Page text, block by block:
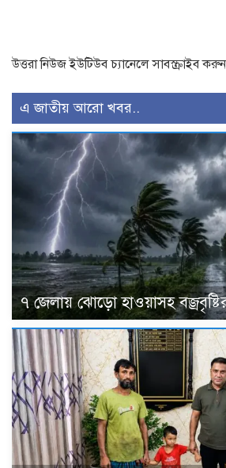
উত্তরা নিউজ ইউটিউব চ্যানেলে সাবস্ক্রাইব
এ জাতীয় আরো খবর..
৭ জেলায় ঝোড়ো হাওয়াসহ